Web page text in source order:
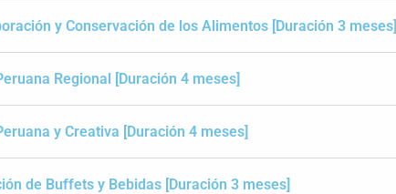
y Conservación de los Alimentos [Duración 3 meses]
Regional [Duración 4 meses]
y Creativa [Duración 4 meses]
de Buffets y Bebidas [Duración 3 meses]